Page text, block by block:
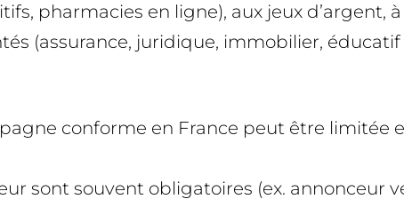
pharmacies en ligne), aux jeux d’argent,
(assurance, juridique, immobilier, éducatif
conforme en France peut être limitée
sont souvent obligatoires (ex. annonceur